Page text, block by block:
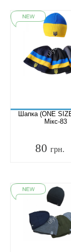
Шапка (ONE
Мікс-83
80грн.